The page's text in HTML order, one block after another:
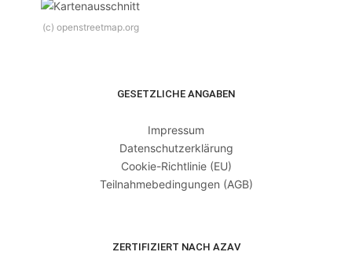
(c) openstreetmap.org
GESETZLICHE ANGABEN
Impressum
Datenschutzerklärung
Cookie-Richtlinie (EU)
Teilnahmebedingungen (AGB)
ZERTIFIZIERT NACH AZAV